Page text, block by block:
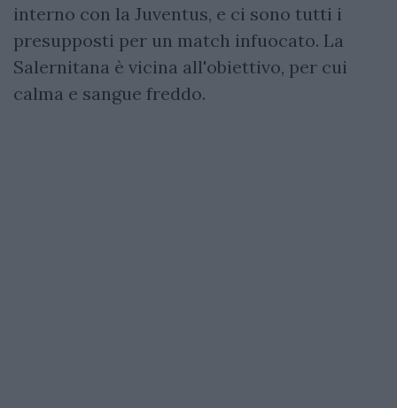
interno con la Juventus, e ci sono tutti i
presupposti per un match infuocato. La
Salernitana è vicina all'obiettivo, per cui
calma e sangue freddo.